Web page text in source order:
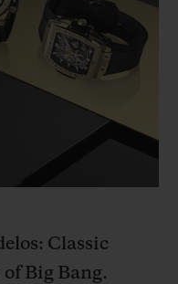
s: Classic
Big Bang.
SPIRIT OF BIG
ESSENTIAL
ONLINE